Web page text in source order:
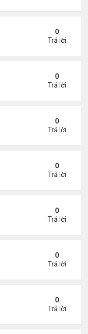
hòa sau loạt thất
0
Trả lời
đốt nóng cuộc gặp
0
Trả lời
khi điều
0
Trả lời
Trump có thể giáng
0
Trả lời
nhắm đến
0
Trả lời
đàm, nhất trí gặp
0
Trả lời
Dải Gaza sau lệnh
0
Trả lời